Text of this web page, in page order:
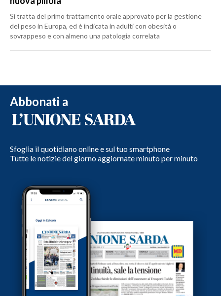
Si tratta del primo trattamento orale approvato per la gestione
del peso in Europa, ed è indicata in adulti con obesità o
sovrappeso e con almeno una patologia correlata
Abbonati a
Sfoglia il quotidiano online e sul tuo smartphone
Tutte le notizie del giorno aggiornate minuto per minuto